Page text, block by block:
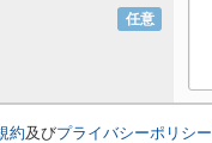
任意
約及びプライバシーポリシー